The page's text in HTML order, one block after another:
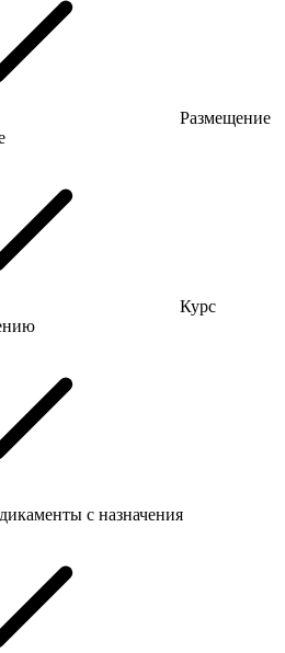
Размещение
Курс
с назначения